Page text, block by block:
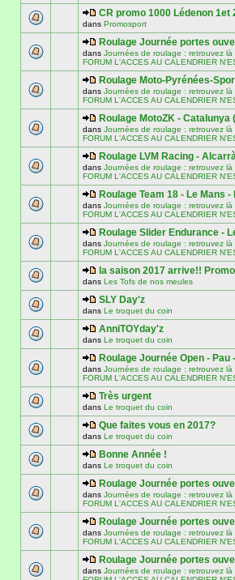
CR promo 1000 Lédenon 1et
dans Promosport
Roulage Journée portes
dans Journées de roulage : retrouvez
FORUM L'ACCES AU CALENDRIER
Roulage Moto-Pyrénées-
dans Journées de roulage : retrouvez
FORUM L'ACCES AU CALENDRIER
Roulage MotoZK - Catalunya
dans Journées de roulage : retrouvez
FORUM L'ACCES AU CALENDRIER
Roulage LVM Racing -
dans Journées de roulage : retrouvez
FORUM L'ACCES AU CALENDRIER
Roulage Team 18 - Le Mans
dans Journées de roulage : retrouvez
FORUM L'ACCES AU CALENDRIER
Roulage Slider Endurance -
dans Journées de roulage : retrouvez
FORUM L'ACCES AU CALENDRIER
la saison 2017 arrive!!
dans Les Tofs de nos meules
SLY Day'z
dans Le troquet du coin
AnniTOYday'z
dans Le troquet du coin
Roulage Journée Open - Pau
dans Journées de roulage : retrouvez
FORUM L'ACCES AU CALENDRIER
Très urgent
dans Le troquet du coin
Que faites vous en 2017?
dans Le troquet du coin
Bonne Année !
dans Le troquet du coin
Roulage Journée portes
dans Journées de roulage : retrouvez
FORUM L'ACCES AU CALENDRIER
Roulage Journée portes
dans Journées de roulage : retrouvez
FORUM L'ACCES AU CALENDRIER
Roulage Journée portes
dans Journées de roulage : retrouvez